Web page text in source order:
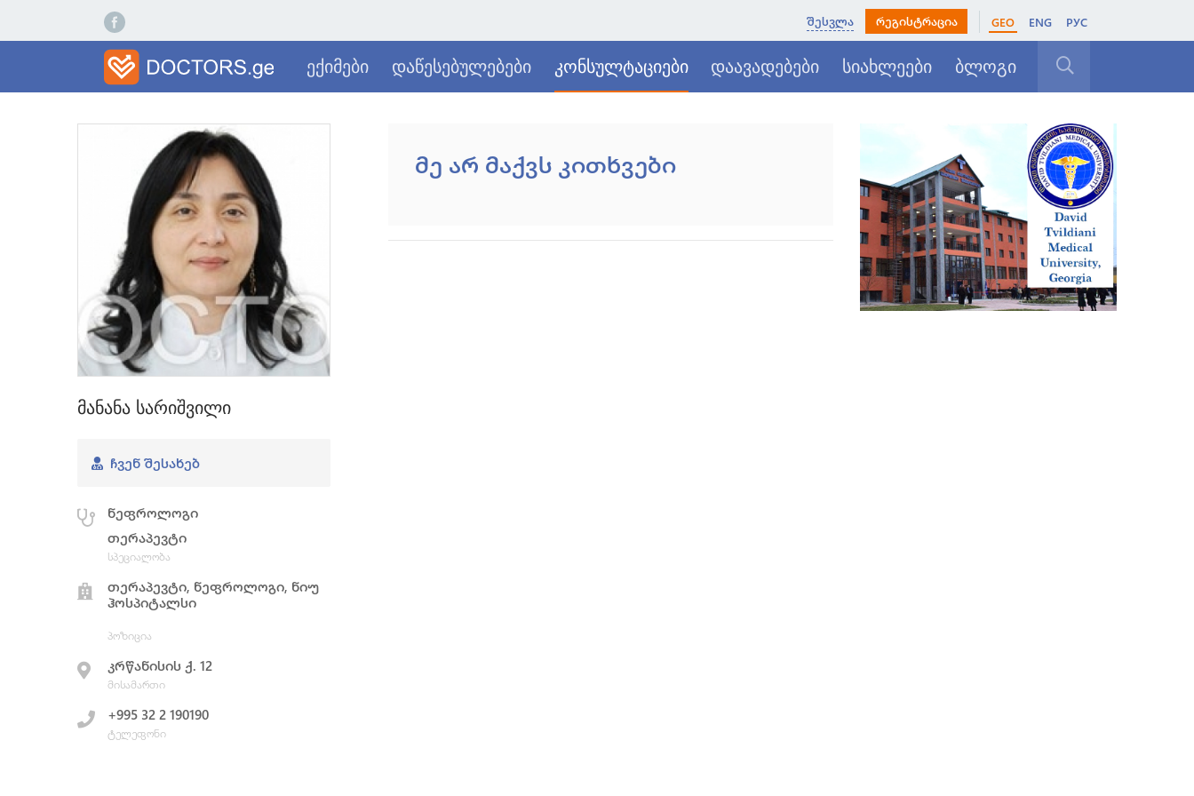
შესვლა რეგისტრაცია GEO ENG РУС
ექიმები დაწესებულებები კონსულტაციები დაავადებები სიახლეები ბლოგი
მანანა სარიშვილი
ᲩᲕᲔᲜ ᲨᲔᲡᲐᲮᲔᲑ
ნეფროლოგი
თერაპევტი
სპეციალობა
თერაპევტი, ნეფროლოგი, ნიუ
ჰოსპიტალსი
პოზიცია
კრწანისის ქ. 12
მისამართი
+995 32 2 190190
ტელეფონი
მე არ მაქვს კითხვები